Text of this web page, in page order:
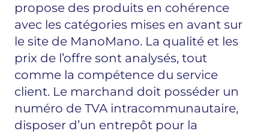
propose des produits en cohérence
avec les catégories mises en avant sur
le site de ManoMano. La qualité et les
prix de l’offre sont analysés, tout
comme la compétence du service
client. Le marchand doit posséder un
numéro de TVA intracommunautaire,
disposer d’un entrepôt pour la